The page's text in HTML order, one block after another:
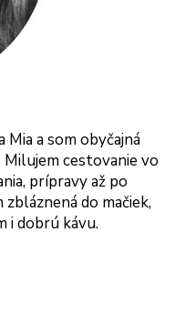
a som obyčajná
Milujem cestovanie vo
prípravy až po
do mačiek,
i dobrú kávu.